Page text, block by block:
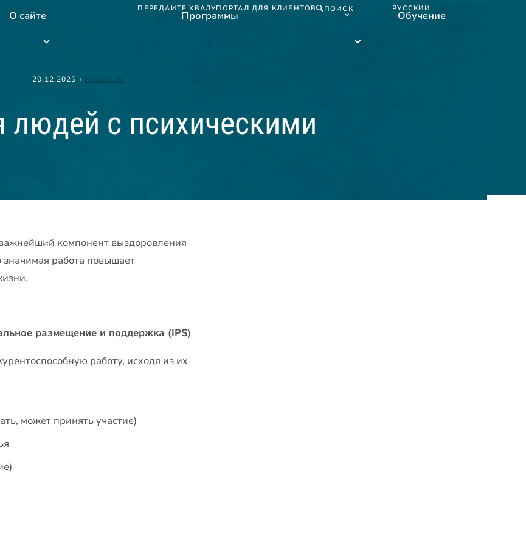
ПЕРЕДАЙТЕ ХВАЛУПОРТАЛ ДЛЯ КЛИЕНТОВ ПОИСК РУССКИЙ
Русский
О сайте
Программы
Программы
Обучение
Обучение
20.12.2025 НОВОСТИ
людей с психическими
компонент выздоровления
значимая работа повышает
размещение и поддержка (IPS)
работу, исходя из их
может принять участие)